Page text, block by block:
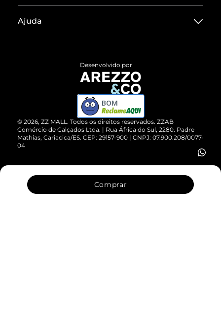
Comprar
Termos de Uso
ZZ MALL é confiável
Cartão Presente
Vendas Corporativas
Ajuda
Devolução do Produto
Compre pelo WhatsApp
© 2026, ZZ MALL. Todos os direitos reservados. ZZAB
Comércio de Calçados Ltda. | Rua África do Sul, 2280. Padre
Mathias, Cariacica/ES. CEP: 29157-900 | CNPJ: 07.900.208/0077-
04
Desenvolvido por
BOM